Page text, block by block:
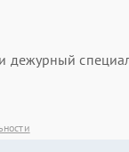
дежурный